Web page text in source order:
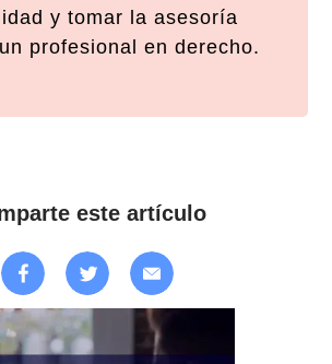
y tomar la asesoría
profesional en derecho.
este artículo